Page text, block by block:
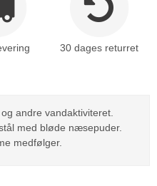
30 dages returret
andre vandaktiviteret.
med bløde næsepuder.
medfølger.